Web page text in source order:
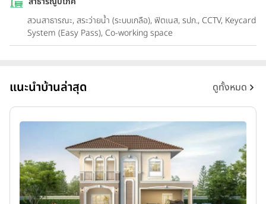
สวนสาธารณะ, สระว่ายน้ำ (ระบบเกลือ), ฟิตเนส, รปภ., CCTV, Keycard
System (Easy Pass), Co-working space
แนะนำบ้านล่าสุด ดูทั้งหมด